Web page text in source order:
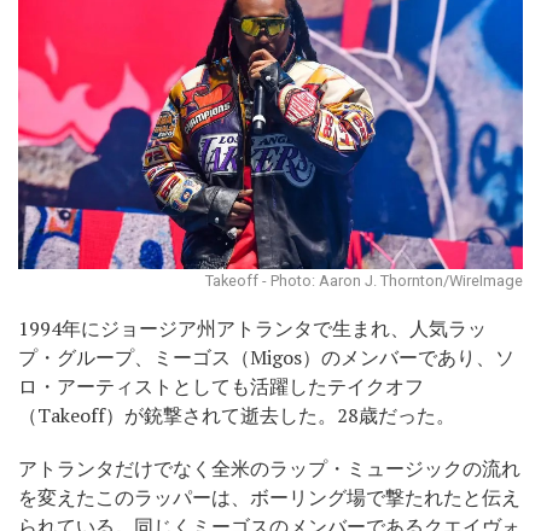
Takeoff - Photo: Aaron J. Thornton/WireImage
1994年にジョージア州アトランタで生まれ、人気ラッ
プ・グループ、ミーゴス（Migos）のメンバーであり、ソ
ロ・アーティストとしても活躍したテイクオフ
（Takeoff）が銃撃されて逝去した。28歳だった。
アトランタだけでなく全米のラップ・ミュージックの流れ
を変えたこのラッパーは、ボーリング場で撃たれたと伝え